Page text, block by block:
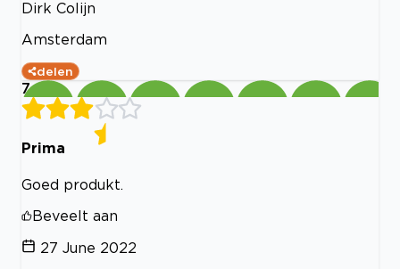
Dirk Colijn
Amsterdam
delen
7
Prima
Goed produkt.
Beveelt aan
27 June 2022